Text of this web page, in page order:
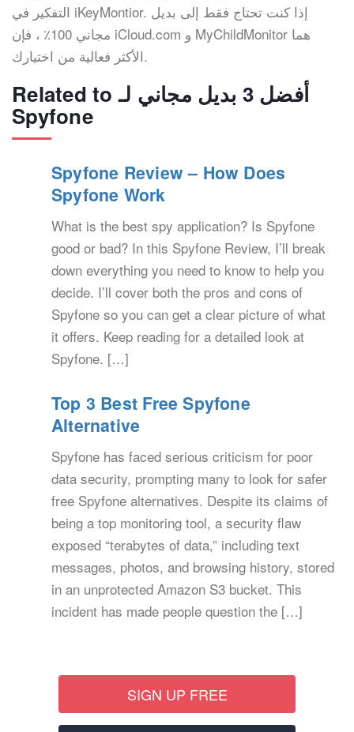
التفكير في iKeyMontior. إذا كنت تحتاج فقط إلى بديل
مجاني 100٪ ، فإن iCloud.com و MyChildMonitor هما
الأكثر فعالية من اختيارك.
Related to أفضل 3 بديل مجاني لـ
Spyfone
Spyfone Review – How Does
Spyfone Work
What is the best spy application? Is Spyfone
good or bad? In this Spyfone Review, I’ll break
down everything you need to know to help you
decide. I’ll cover both the pros and cons of
Spyfone so you can get a clear picture of what
it offers. Keep reading for a detailed look at
Spyfone. […]
Top 3 Best Free Spyfone
Alternative
Spyfone has faced serious criticism for poor
data security, prompting many to look for safer
free Spyfone alternatives. Despite its claims of
being a top monitoring tool, a security flaw
exposed “terabytes of data,” including text
messages, photos, and browsing history, stored
in an unprotected Amazon S3 bucket. This
incident has made people question the […]
SIGN UP FREE